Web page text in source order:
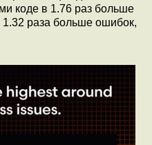
коде в 1.76 раз больше
раза больше ошибок,